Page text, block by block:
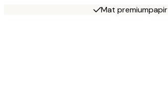
Mat premiumpapir